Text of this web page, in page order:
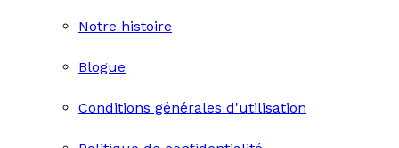
Notre histoire
Blogue
Conditions générales d'utilisation